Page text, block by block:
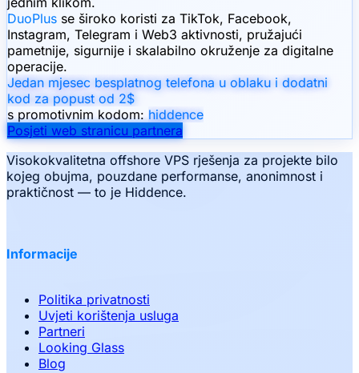
DuoPlus se široko koristi za TikTok, Facebook,
Instagram, Telegram i Web3 aktivnosti, pružajući
pametnije, sigurnije i skalabilno okruženje za digitalne
operacije.
Jedan mjesec besplatnog telefona u oblaku i dodatni
kod za popust od 2$
s promotivnim kodom: hiddence
Posjeti web stranicu partnera
Visokokvalitetna offshore VPS rješenja za projekte bilo
kojeg obujma, pouzdane performanse, anonimnost i
praktičnost — to je Hiddence.
Informacije
Politika privatnosti
Uvjeti korištenja usluga
Partneri
Looking Glass
Blog